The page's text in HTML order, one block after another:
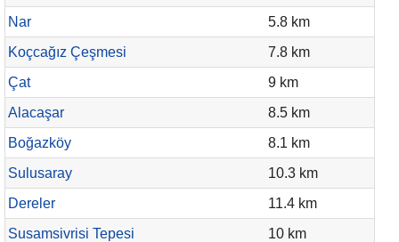
Nar
5.8 km
Koçcağız Çeşmesi
7.8 km
Çat
9 km
Alacaşar
8.5 km
Boğazköy
8.1 km
Sulusaray
10.3 km
Dereler
11.4 km
Susamsivrisi Tepesi
10 km